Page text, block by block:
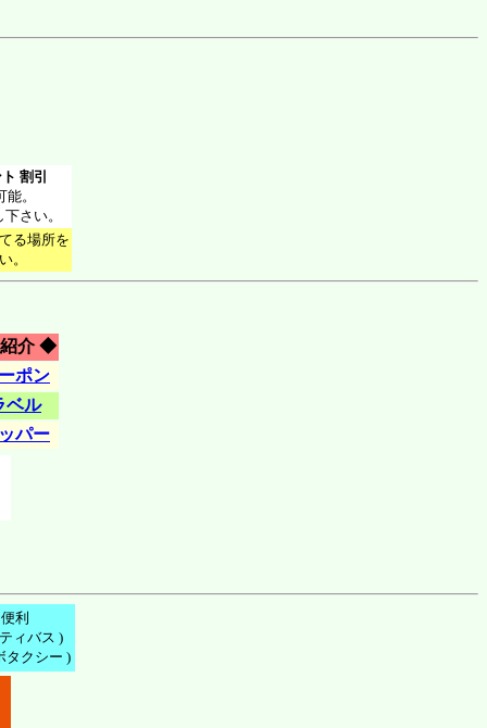
割引
。
さい。
る場所を
。
紹介 ◆
ポン
ベル
パー
利
ィバス )
タクシー )